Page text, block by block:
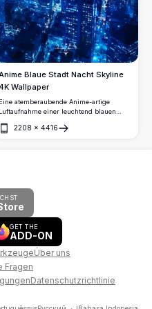
Blaue Stadt Nacht Skyline
Wallpaper
Eine atemberaubende Anime-artige
Luftaufnahme einer leuchtend blauen
Metropole bei Nacht. Tausende von
Stadtlichtern beleuchten aufragende
2208 × 4416
Öffnen
GET THE
ADD-ON
Über uns
Fragen
Datenschutzrichtlinie